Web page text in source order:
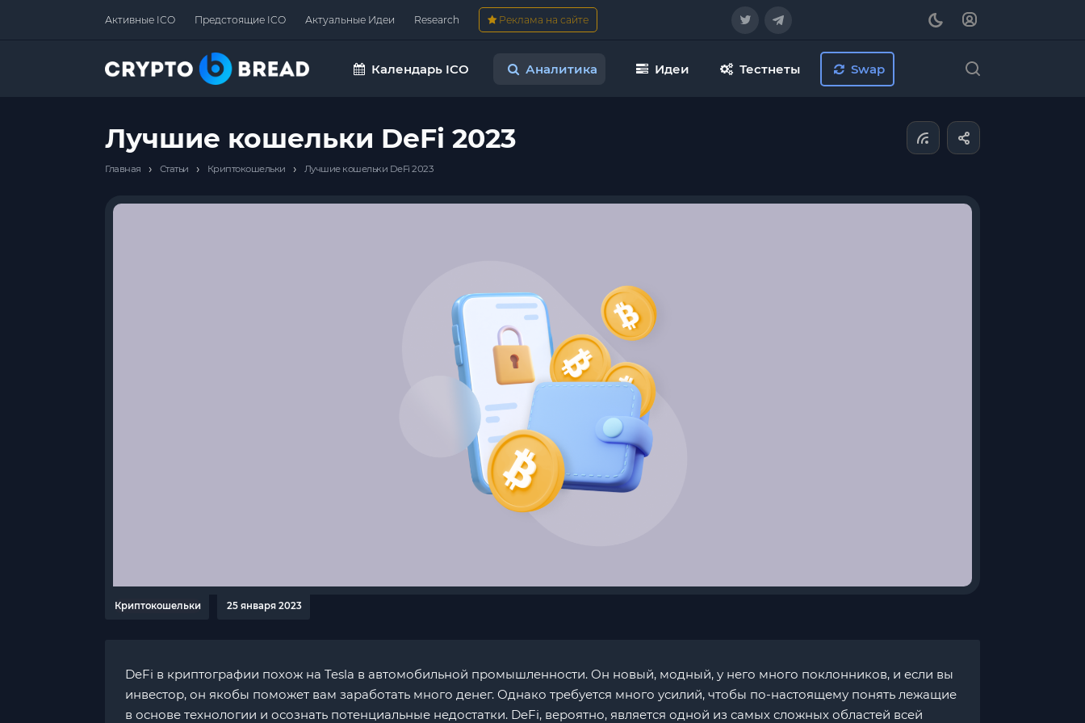
Активные ICO Предстоящие ICO Актуальные Идеи Research Реклама на сайте
Календарь ICO Аналитика Идеи Тестнеты Swap
Лучшие кошельки DeFi 2023
Главная › Статьи › Криптокошельки › Лучшие кошельки DeFi 2023
Криптокошельки 25 января 2023
DeFi в криптографии похож на Tesla в автомобильной промышленности. Он новый, модный, у него много поклонников, и если вы
инвестор, он якобы поможет вам заработать много денег. Однако требуется много усилий, чтобы по-настоящему понять лежащие
в основе технологии и осознать потенциальные недостатки. DeFi, вероятно, является одной из самых сложных областей всей